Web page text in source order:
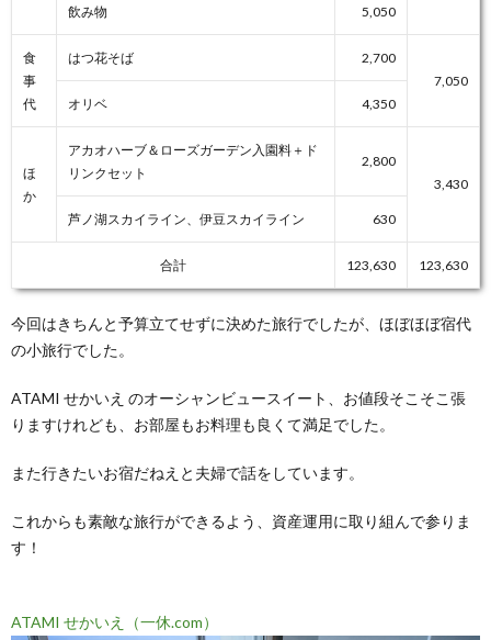
飲み物 5,050
食
事
代
はつ花そば
2,700
7,050
オリベ
4,350
ほ
か
アカオハーブ＆ローズガーデン入園料＋ド
リンクセット
2,800
3,430
芦ノ湖スカイライン、伊豆スカイライン 630
合計 123,630 123,630
今回はきちんと予算立てせずに決めた旅行でしたが、ほぼほぼ宿代
の小旅行でした。
ATAMI せかいえ のオーシャンビュースイート、お値段そこそこ張
りますけれども、お部屋もお料理も良くて満足でした。
また行きたいお宿だねえと夫婦で話をしています。
これからも素敵な旅行ができるよう、資産運用に取り組んで参りま
す！
ATAMI せかいえ（一休.com）